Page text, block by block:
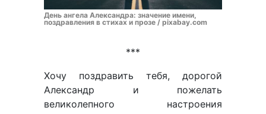
День ангела Александра: значение имени,
поздравления в стихах и прозе / pixabay.com
***
Хочу поздравить тебя, дорогой
Александр и пожелать
великолепного настроения